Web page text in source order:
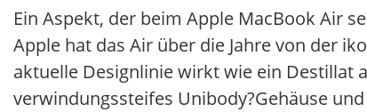
Ein Aspekt, der beim Apple MacBook Air
Apple hat das Air über die Jahre von der
aktuelle Designlinie wirkt wie ein Destillat
verwindungssteifes Unibody?Gehäuse